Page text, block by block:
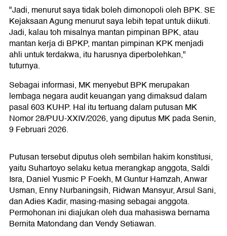
"Jadi, menurut saya tidak boleh dimonopoli oleh BPK. SE
Kejaksaan Agung menurut saya lebih tepat untuk diikuti.
Jadi, kalau toh misalnya mantan pimpinan BPK, atau
mantan kerja di BPKP, mantan pimpinan KPK menjadi
ahli untuk terdakwa, itu harusnya diperbolehkan,"
tuturnya.
Sebagai informasi, MK menyebut BPK merupakan
lembaga negara audit keuangan yang dimaksud dalam
pasal 603 KUHP. Hal itu tertuang dalam putusan MK
Nomor 28/PUU-XXIV/2026, yang diputus MK pada Senin,
9 Februari 2026.
Putusan tersebut diputus oleh sembilan hakim konstitusi,
yaitu Suhartoyo selaku ketua merangkap anggota, Saldi
Isra, Daniel Yusmic P Foekh, M Guntur Hamzah, Anwar
Usman, Enny Nurbaningsih, Ridwan Mansyur, Arsul Sani,
dan Adies Kadir, masing-masing sebagai anggota.
Permohonan ini diajukan oleh dua mahasiswa bernama
Bernita Matondang dan Vendy Setiawan.